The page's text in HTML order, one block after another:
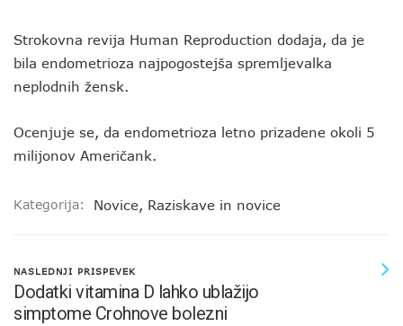
Strokovna revija Human Reproduction dodaja, da je
bila endometrioza najpogostejša spremljevalka
neplodnih žensk.
Ocenjuje se, da endometrioza letno prizadene okoli 5
milijonov Američank.
Kategorija: Novice, Raziskave in novice
NASLEDNJI PRISPEVEK
Dodatki vitamina D lahko ublažijo
simptome Crohnove bolezni